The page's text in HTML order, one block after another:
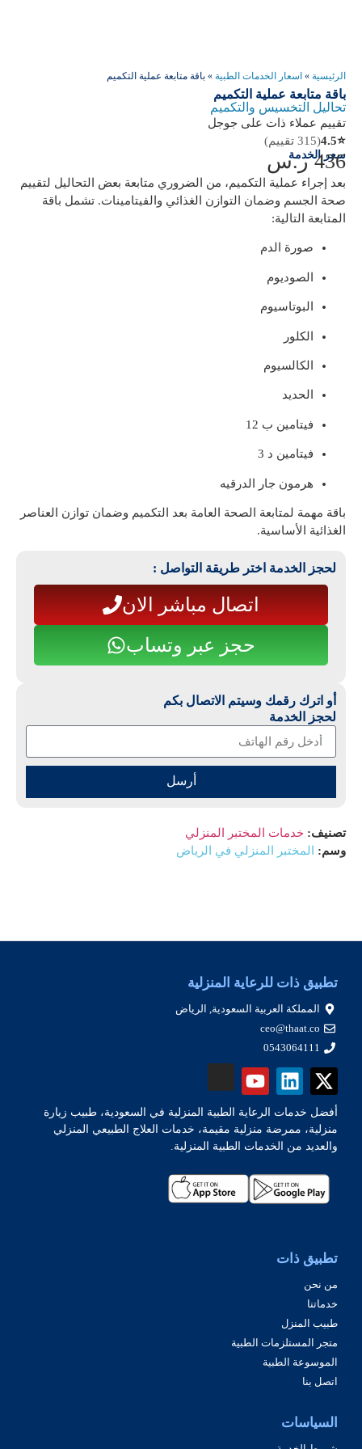
الرئيسية » اسعار الخدمات الطبية » باقة متابعة عملية التكميم
باقة متابعة عملية التكميم
تحاليل التخسيس والتكميم
تقييم عملاء ذات على جوجل
⭐
4.5(315 تقييم)
سعر الخدمة
436 ر.س
بعد إجراء عملية التكميم، من الضروري متابعة بعض التحاليل لتقييم
صحة الجسم وضمان التوازن الغذائي والفيتامينات. تشمل باقة
المتابعة التالية:
صورة الدم
الصوديوم
البوتاسيوم
الكلور
الكالسيوم
الحديد
فيتامين ب 12
فيتامين د 3
هرمون جار الدرقيه
باقة مهمة لمتابعة الصحة العامة بعد التكميم وضمان توازن العناصر
الغذائية الأساسية.
لحجز الخدمة اختر طريقة التواصل :
اتصال مباشر الان
حجز عبر وتساب
أو اترك رقمك وسيتم الاتصال بكم
لحجز الخدمة
أرسل
تصنيف: خدمات المختبر المنزلي
وسم:
المختبر المنزلي في الرياض
تطبيق ذات للرعاية المنزلية
المملكة العربية السعودية, الرياض
ceo@thaat.co
0543064111
أفضل خدمات الرعاية الطبية المنزلية في السعودية، طبيب زيارة
منزلية، ممرضة منزلية مقيمة، خدمات العلاج الطبيعي المنزلي
والعديد من الخدمات الطبية المنزلية.
تطبيق ذات
من نحن
خدماتنا
طبيب المنزل
متجر المستلزمات الطبية
الموسوعة الطبية
اتصل بنا
السياسات